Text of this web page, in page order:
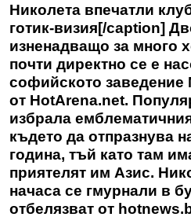
Николета впечатли
готик-визия[/caption]
изненадващо за много
почти директно се е
софийското заведение
от HotArena.net.
избрала
където да отпразнува
година, тъй като там
приятелят им Азис.
начаса се гмурнали в
отбелязват от